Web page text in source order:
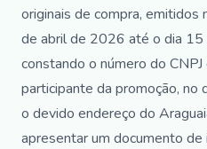
originais de compra,
de abril de 2026 até o dia
constando o número do
participante da promoção, no
o devido endereço do
apresentar um documento